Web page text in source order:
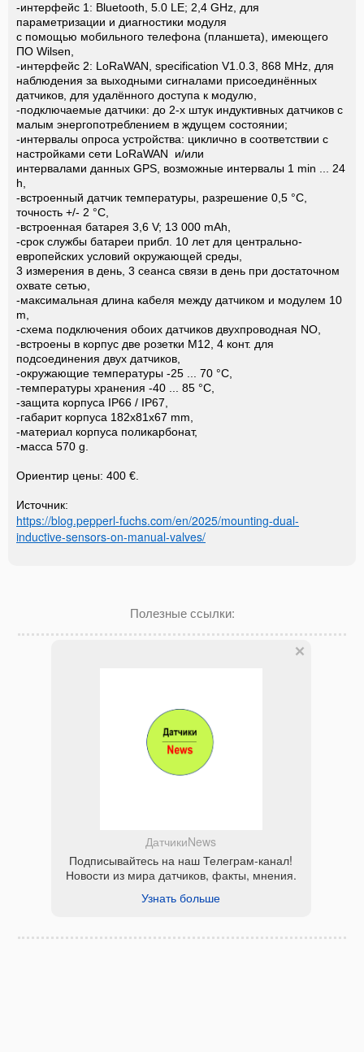
-интерфейс 1: Bluetooth, 5.0 LE; 2,4 GHz, для
параметризации и диагностики модуля
с помощью мобильного телефона (планшета), имеющего
ПО Wilsen,
-интерфейс 2: LoRaWAN, specification V1.0.3, 868 MHz, для
наблюдения за выходными сигналами присоединённых
датчиков, для удалённого доступа к модулю,
-подключаемые датчики: до 2-х штук индуктивных датчиков с
малым энергопотреблением в ждущем состоянии;
-интервалы опроса устройства: циклично в соответствии с
настройками сети LoRaWAN и/или
интервалами данных GPS, возможные интервалы 1 min ... 24
h,
-встроенный датчик температуры, разрешение 0,5 °C,
точность +/- 2 °C,
-встроенная батарея 3,6 V; 13 000 mAh,
-срок службы батареи прибл. 10 лет для центрально-
европейских условий окружающей среды,
3 измерения в день, 3 сеанса связи в день при достаточном
охвате сетью,
-максимальная длина кабеля между датчиком и модулем 10
m,
-схема подключения обоих датчиков двухпроводная NO,
-встроены в корпус две розетки М12, 4 конт. для
подсоединения двух датчиков,
-окружающие температуры -25 ... 70 °C,
-температуры хранения -40 ... 85 °C,
-защита корпуса IP66 / IP67,
-габарит корпуса 182х81х67 mm,
-материал корпуса поликарбонат,
-масса 570 g.
Ориентир цены: 400 €.
Источник:
https://blog.pepperl-fuchs.com/en/2025/mounting-dual-
inductive-sensors-on-manual-valves/
Полезные ссылки:
ДатчикиNews
Подписывайтесь на наш Телеграм-канал!
Новости из мира датчиков, факты, мнения.
Узнать больше